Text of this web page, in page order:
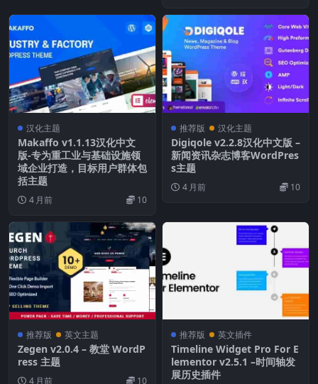
汉化主题
Makaffo v1.1.13汉化中文
版-专为重工业与基础设施领
域企业打造，目标用户群体包
括主题
4 月前 10
推荐版 汉化主题
Digiqole v2.2.8汉化中文版 –
新闻资讯杂志博客WordPres
s主题
4 月前 10
推荐版 英文主题
Zegen v2.0.4 – 教堂 WordP
ress 主题
4 月前 10
推荐版 英文插件
Timeline Widget Pro For E
lementor v2.5.1 –时间轴发
展历史插件